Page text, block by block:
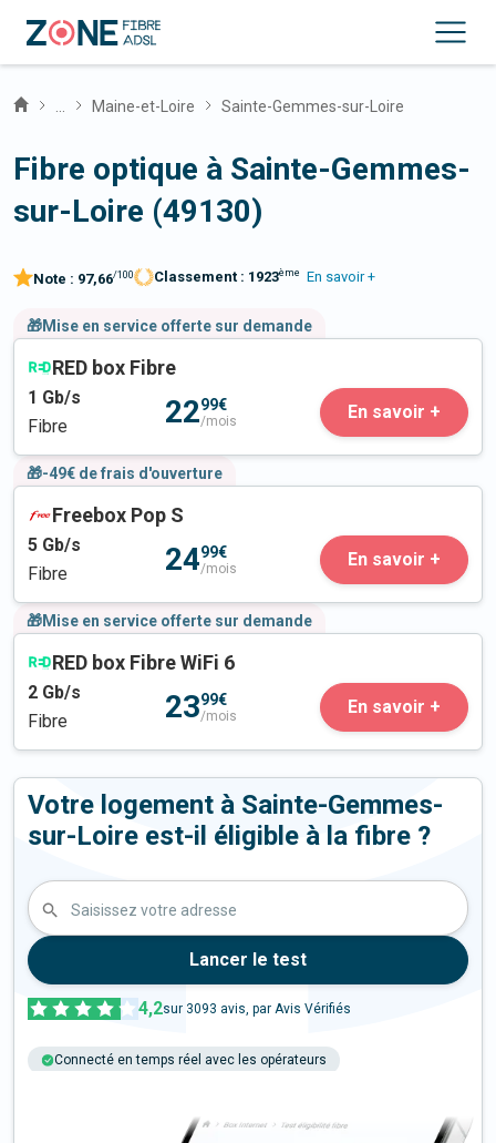
Maine-et-Loire Sainte-Gemmes-sur-Loire
Fibre optique à Sainte-Gemmes-
sur-Loire (49130)
Note : 97,66/100 Classement : 1923ème En savoir +
🎁Mise en service offerte sur demande
RED box Fibre
1 Gb/s
Fibre
2299€
/mois En savoir +
🎁-49€ de frais d'ouverture
Freebox Pop S
5 Gb/s
Fibre
2499€
/mois En savoir +
🎁Mise en service offerte sur demande
RED box Fibre WiFi 6
2 Gb/s
Fibre
2399€
/mois En savoir +
Votre logement à Sainte-Gemmes-
sur-Loire est-il éligible à la fibre ?
Saisissez votre adresse
Lancer le test
4,2sur 3093 avis, par Avis Vérifiés
Connecté en temps réel avec les opérateurs